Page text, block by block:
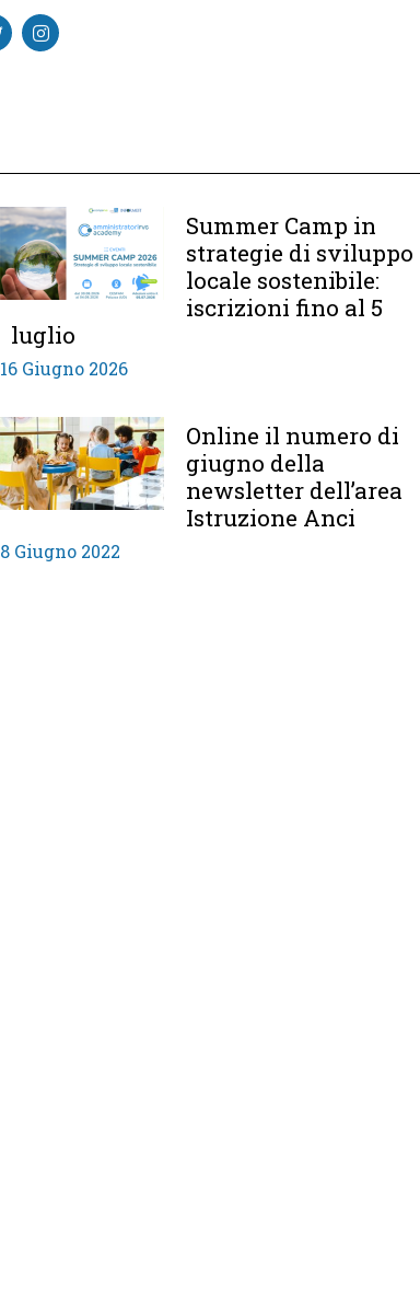
Summer Camp in
strategie di sviluppo
locale sostenibile:
iscrizioni fino al 5
luglio
16 Giugno 2026
Online il numero di
giugno della
newsletter dell’area
Istruzione Anci
8 Giugno 2022